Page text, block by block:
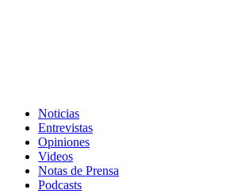
Noticias
Entrevistas
Opiniones
Videos
Notas de Prensa
Podcasts